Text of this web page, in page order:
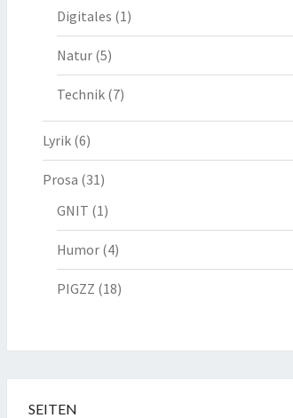
Digitales (1)
Natur (5)
Technik (7)
Lyrik (6)
Prosa (31)
GNIT (1)
Humor (4)
PIGZZ (18)
SEITEN